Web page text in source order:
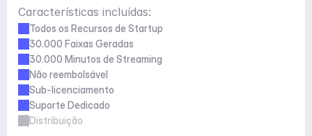
Características incluídas:
Todos os Recursos de Startup
30.000 Faixas Geradas
30.000 Minutos de Streaming
Não reembolsável
Sub-licenciamento
Suporte Dedicado
Distribuição